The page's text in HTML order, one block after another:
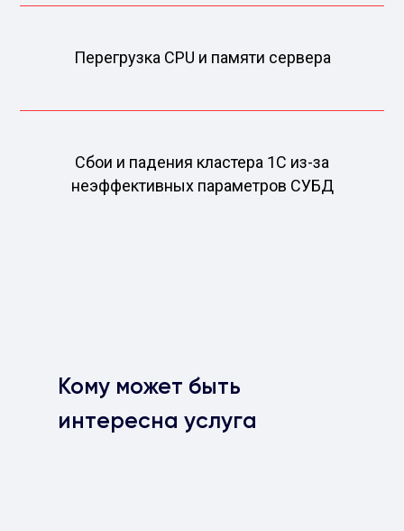
Перегрузка CPU и памяти сервера
Сбои и падения кластера 1С из-за
неэффективных параметров СУБД
Кому может быть
интересна услуга